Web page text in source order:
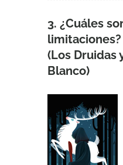
3. ¿Cuáles
(Los Druidas
Blanco)